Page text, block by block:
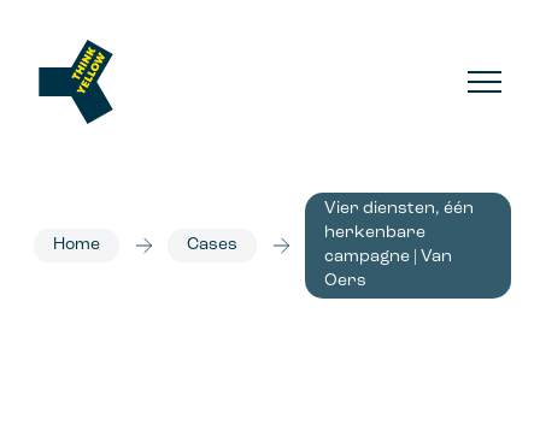
Home Cases
Vier diensten, één
herkenbare
campagne | Van
Oers